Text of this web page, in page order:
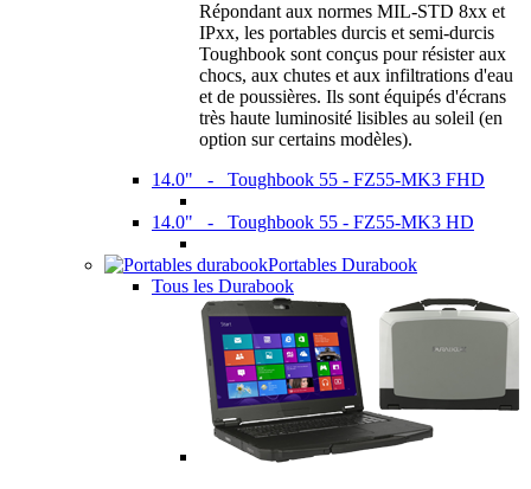
Répondant aux normes MIL-STD 8xx et
IPxx, les portables durcis et semi-durcis
Toughbook sont conçus pour résister aux
chocs, aux chutes et aux infiltrations d'eau
et de poussières. Ils sont équipés d'écrans
très haute luminosité lisibles au soleil (en
option sur certains modèles).
14.0" - Toughbook 55 - FZ55-MK3 FHD
14.0" - Toughbook 55 - FZ55-MK3 HD
Portables Durabook
Tous les Durabook